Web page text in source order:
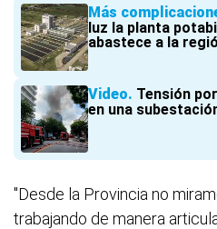
Más
luz la planta
abastece a la
Video Tensión
en una
"Desde la Provincia no
trabajando de manera